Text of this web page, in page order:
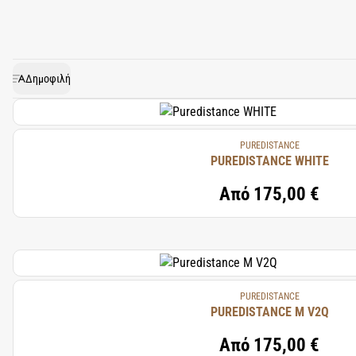
χαρακτηριστικό κουτί
Δημοφιλή
PUREDISTANCE
PUREDISTANCE WHITE
Από 175,00 €
PUREDISTANCE
PUREDISTANCE M V2Q
Από 175,00 €